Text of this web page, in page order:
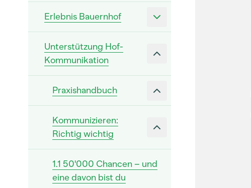
Erlebnis Bauernhof
Unterstützung Hof-
Kommunikation
Praxishandbuch
Kommunizieren:
Richtig wichtig
1.1 50'000 Chancen – und
eine davon bist du